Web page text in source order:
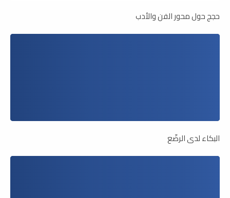
حجج حول محور الفن والأدب
البكاء لدى الرضّع